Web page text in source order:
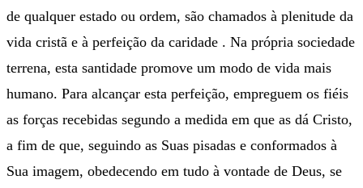
de qualquer estado ou ordem, são chamados à plenitude da
vida cristã e à perfeição da caridade . Na própria sociedade
terrena, esta santidade promove um modo de vida mais
humano. Para alcançar esta perfeição, empreguem os fiéis
as forças recebidas segundo a medida em que as dá Cristo,
a fim de que, seguindo as Suas pisadas e conformados à
Sua imagem, obedecendo em tudo à vontade de Deus, se